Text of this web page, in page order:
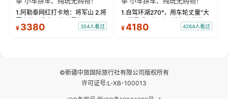
1.阿勒泰网红打卡地：将军山 2.将
军山落日缆车，体验雪都风光 3.
将军山，夕阳派对，蹦迪party 4.
¥ 3380 354人看过
1.自驾环湖270°，用车轮丈量“大
西洋最后一滴眼泪”的极致蔚蓝，
让雪山、花海与深邃湖水在转弯
¥4180 4264人看过
©新疆中旅国际旅行社有限公司版权所有
许可证号:L-XB-100013